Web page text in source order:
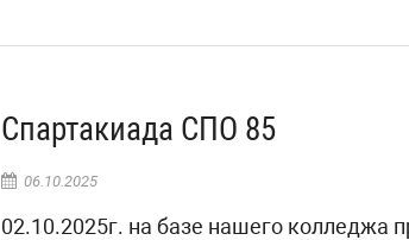
Спартакиада СПО 85
06.10.2025
02.10.2025г. на базе нашего колледжа